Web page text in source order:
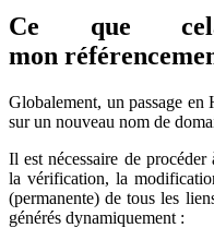
Ce que
mon
Globalement, un passage en
sur un nouveau nom de
Il est nécessaire de
la vérification, la
(permanente) de tous les
générés dynamiquement :